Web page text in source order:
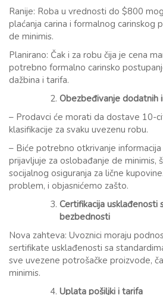
Ranije: Roba u vrednosti do $800
plaćanja carina i formalnog carinskog
de minimis.
Planirano: Čak i za robu čija je cena
potrebno formalno carinsko
dažbina i tarifa.
Obezbeđivanje dodatnih
– Prodavci će morati da dostave 10-
klasifikacije za svaku uvezenu robu.
– Biće potrebno otkrivanje informacija
prijavljuje za oslobađanje de minimis,
socijalnog osiguranja za lične
problem, i objasnićemo zašto.
Certifikacija usklađenosti
bezbednosti
Nova zahteva: Uvoznici moraju
sertifikate usklađenosti sa
sve uvezene potrošačke proizvode,
minimis.
Uplata pošiljki i tarifa